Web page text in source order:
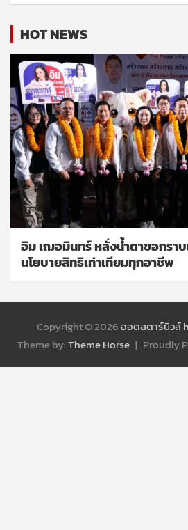
HOT NEWS
อิม เฌอมินทร์ หลั่งน้ำตาขอกราบ
นโยบายสิทธิเท่าเทียมทุกอาชีพ
Copyright © 2026ฮอตสตาร์นิวส์
Theme by:Theme Horse Proudly